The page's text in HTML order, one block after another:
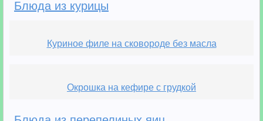
Блюда из курицы
Куриное филе на сковороде без масла
Окрошка на кефире с грудкой